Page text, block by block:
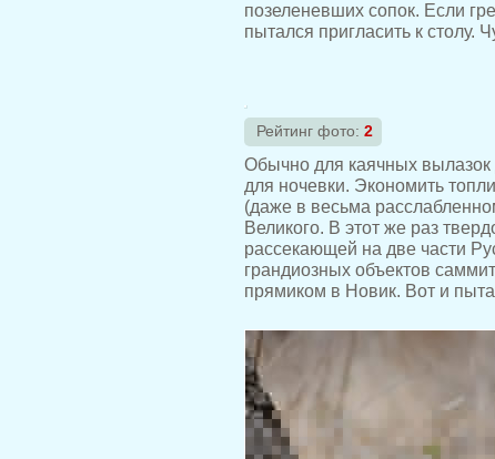
позеленевших сопок. Если
пытался пригласить к столу.
Рейтинг фото: 2
Обычно для каячных вылазок
для ночевки. Экономить
(даже в весьма
Великого. В этот же раз
рассекающей на две части
грандиозных объектов
прямиком в Новик. Вот и